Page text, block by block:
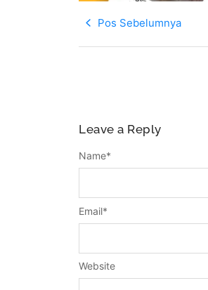
Pos Sebelumnya
Leave a Reply
Name*
Email*
Website